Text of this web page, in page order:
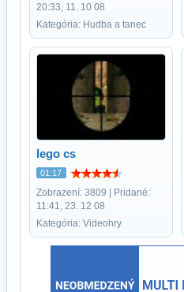
20:33, 11. 10 08
Kategória: Hudba a tanec
lego cs
01:17
Zobrazení: 3809 | Pridané:
11:41, 23. 12 08
Kategória: Videohry